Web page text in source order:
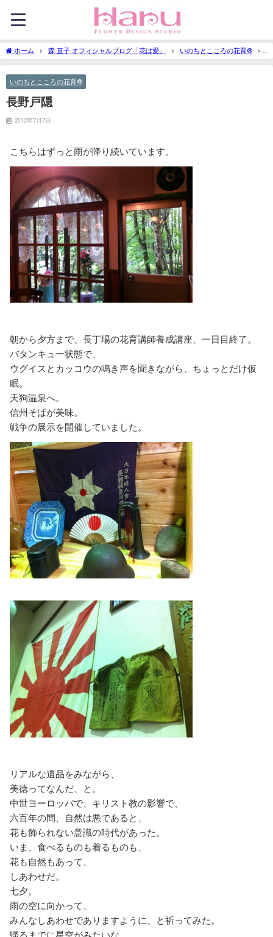
ホーム 森 直子 オフィシャルブログ「花は愛」
いのちとこころの花育®
長野戸隠
いのちとこころの花育®
長野戸隠
2012年7月7日
こちらはずっと雨が降り続いています。
朝から夕方まで、長丁場の花育講師養成講座、一日目終了。
バタンキュー状態で、
ウグイスとカッコウの鳴き声を聞きながら、ちょっとだけ仮
眠。
天狗温泉へ。
信州そばが美味。
戦争の展示を開催していました。
リアルな遺品をみながら、
美徳ってなんだ、と。
中世ヨーロッパで、キリスト教の影響で、
六百年の間、自然は悪であると、
花も飾られない意識の時代があった。
いま、食べるものも着るものも、
花も自然もあって、
しあわせだ。
七夕。
雨の空に向かって、
みんなしあわせでありますように、と祈ってみた。